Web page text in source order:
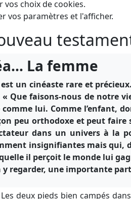
vos choix de cookies.
vos paramètres et l'afficher.
La femme
est un cinéaste rare et
Que faisons-nous de notre
lui. Comme l’enfant,
peu orthodoxe et peut faire
dans un univers à la
insignifiantes mais qui,
il perçoit le monde lui
y regarder, une importante part
Les deux pieds bien campés